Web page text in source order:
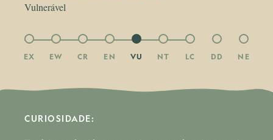
Vulnerável
EX EW CR EN VU NT LC DD NE
CURIOSIDADE: